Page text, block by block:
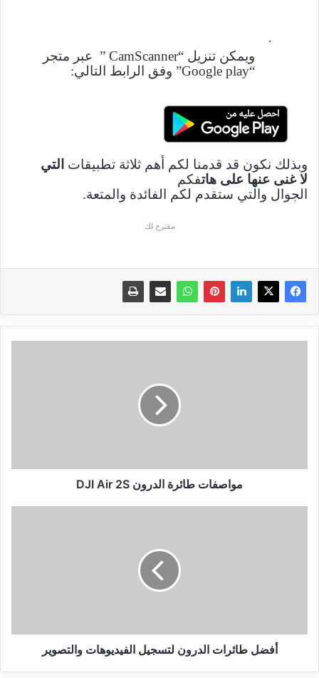
·
ويمكن تنزيل “” CamScanner عبر متجر
“
Google play” وفق الرابط التالي:
وبذلك نكون قد قدمنا لكم أهم ثلاثة تطبيقات التي
لا غنى عنها على هاتفكم
الجوال والتي ستقدم لكم الفائدة والمتعة.
مقترح لك
مواصفات طائرة الدرون DJI Air 2S
أفضل طائرات الدرون لتسجيل الفيديوهات والتصوير